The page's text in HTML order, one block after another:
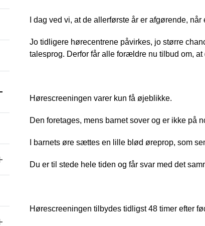
I dag ved vi, at de allerførste år er afgørende,
Jo tidligere hørecentrene påvirkes, jo større
talesprog. Derfor får alle forældre nu tilbud om,
Hørescreeningen varer kun få øjeblikke.
Den foretages, mens barnet sover og er ikke på
I barnets øre sættes en lille blød øreprop, som
Du er til stede hele tiden og får svar med det
Hørescreeningen tilbydes tidligst 48 timer efter